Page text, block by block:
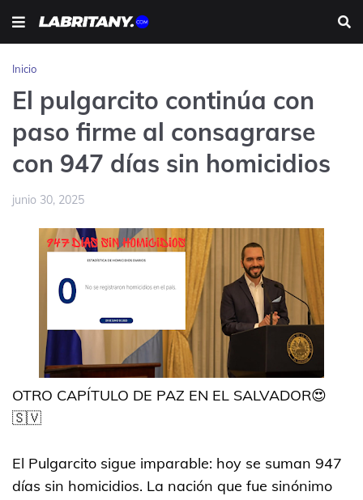
Inicio
El pulgarcito continúa con
paso firme al consagrarse
con 947 días sin homicidios
junio 30, 2025
OTRO CAPÍTULO DE PAZ EN EL SALVADOR😍
🇸🇻
El Pulgarcito sigue imparable: hoy se suman 947
días sin homicidios. La nación que fue sinónimo